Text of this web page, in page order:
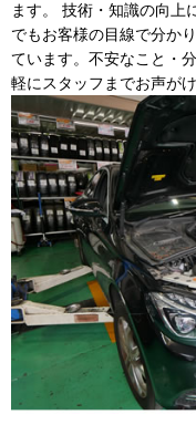
ます。 技術・知識の向上
でもお客様の目線で分か
ています。不安なこと・
軽にスタッフまでお声がけ